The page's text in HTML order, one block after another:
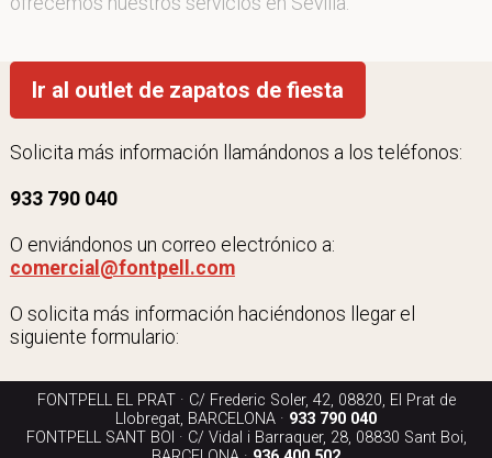
Ir al outlet de zapatos de fiesta
Solicita más información llamándonos a los teléfonos:
933 790 040
O enviándonos un correo electrónico a:
comercial@fontpell.com
O solicita más información haciéndonos llegar el
siguiente formulario:
FONTPELL EL PRAT · C/ Frederic Soler, 42, 08820, El Prat de
Llobregat, BARCELONA · 933 790 040
FONTPELL SANT BOI · C/ Vidal i Barraquer, 28, 08830 Sant Boi,